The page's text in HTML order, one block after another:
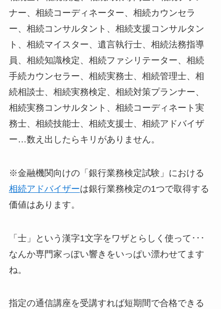
ナー、相続コーディネーター、相続カウンセラ
ー、相続コンサルタント、相続支援コンサルタン
ト、相続マイスター、遺言執行士、相続法務指導
員、相続知識検定、相続ファシリテーター、相続
手続カウンセラー、相続実務士、相続管理士、相
続相談士、相続実務検定、相続対策プランナー、
相続実務コンサルタント、相続コーディネート実
務士、相続技能士、相続支援士、相続アドバイザ
ー…数え出したらキリがありません。
※金融機関向けの「銀行業務検定試験」における
相続アドバイザーは銀行業務検定の1つで取得する
価値はあります。
「士」という漢字1文字をワザとらしく使って･･･
なんか専門家っぽい響きをいっぱい漂わせてます
ね。
指定の通信講座を受講すれば短期間で合格できる